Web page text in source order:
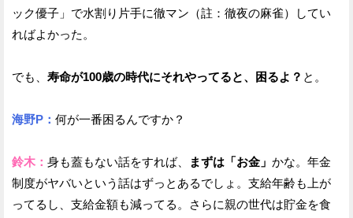
ック優子」で水割り片手に徹マン（註：徹夜の麻雀）してい
ればよかった。
でも、 寿命が100歳の時代にそれやってると、困るよ？ と。
海野P： 何が一番困るんですか？
鈴木： 身も蓋もない話をすれば、 まずは「お金」 かな。年金
制度がヤバいという話はずっとあるでしょ。支給年齢も上が
ってるし、支給金額も減ってる。さらに親の世代は貯金を食